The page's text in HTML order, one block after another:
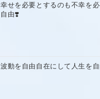
幸せを必要とするのも不幸を
自由❣️
波動を自由自在にして人生を